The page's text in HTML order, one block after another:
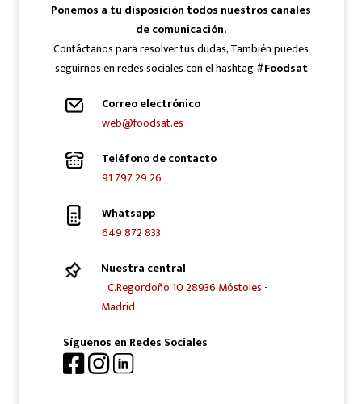
Ponemos a tu disposición todos nuestros canales
de comunicación.
Contáctanos para resolver tus dudas, También puedes
seguirnos en redes sociales con el hashtag#Foodsat
Correo electrónico
web@foodsat.es
Teléfono de contacto
91 797 29 26
Whatsapp
649 872 833
Nuestra central
C.Regordoño 10 28936 Móstoles -
Madrid
Síguenos en Redes Sociales